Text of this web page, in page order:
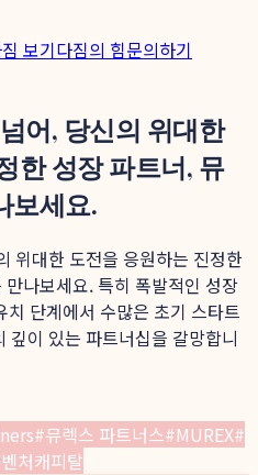
보기다짐의 힘문의하기
어, 당신의 위대한
한 성장 파트너, 뮤
보세요.
위대한 도전을 응원하는 진정한
나보세요. 특히 폭발적인 성장
단계에서 수많은 초기 스타트
깊이 있는 파트너십을 갈망합니
#뮤렉스 파트너스#MUREX#
벤처캐피탈